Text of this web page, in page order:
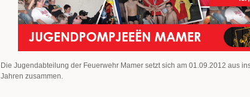
Die Jugendabteilung der Feuerwehr Mamer setzt sich am 01.09.2012 aus
Jahren zusammen.